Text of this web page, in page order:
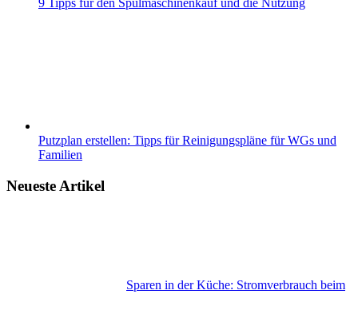
Putzplan erstellen: Tipps für Reinigungspläne für WGs und
Familien
Neueste Artikel
Sparen in der Küche: Stromverbrauch beim